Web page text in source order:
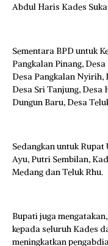
Abdul Haris Kades
Sementara BPD untuk
Pangkalan Pinang,
Desa Pangkalan Nyirih,
Desa Sri Tanjung, Desa
Dungun Baru, Desa
Sedangkan untuk
Ayu, Putri Sembilan,
Medang dan Teluk Rhu.
Bupati juga
kepada seluruh Kades
meningkatkan